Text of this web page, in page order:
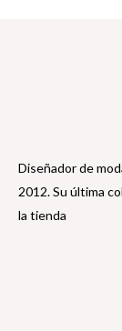
Diseñador de
2012. Su última
la tienda